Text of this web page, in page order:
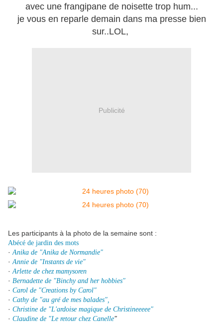
avec une frangipane de noisette trop hum...
je vous en reparle demain dans ma presse bien
sur..LOL,
Publicité
Les participants à la photo de la semaine sont :
Abécé de jardin des mots
· Anika de "Anika de Normandie"
· Annie de "Instants de vie"
· Arlette de chez mamysoren
· Bernadette de "Binchy and her hobbies"
· Carol de "Creations by Carol"
· Cathy de "au gré de mes balades",
· Christine de "L'ardoise magique de Christineeeee"
· Claudine de "Le retour chez Canelle"